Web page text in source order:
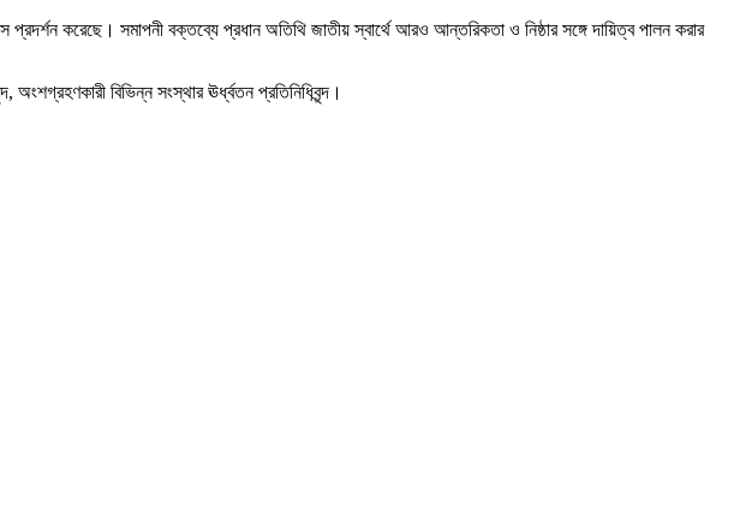
করেছে। সমাপনী বক্তব্যে প্রধান অতিথি জাতীয় স্বার্থে আরও আন্তরিকতা ও নিষ্ঠার সঙ্গে দায়িত্ব পালন করার
বিভিন্ন সংস্থার ঊর্ধ্বতন প্রতিনিধিবৃন্দ।